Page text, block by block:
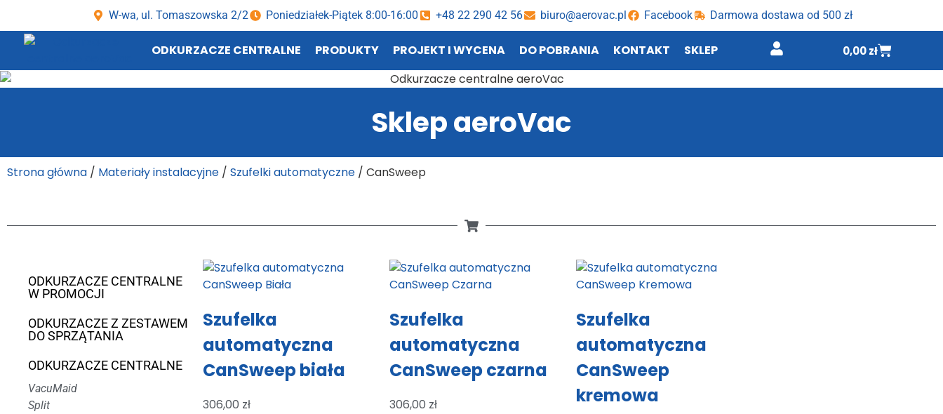
W-wa, ul. Tomaszowska 2/2 Poniedziałek-Piątek 8:00-16:00 +48 22 290 42 56 biuro@aerovac.pl Facebook Darmowa dostawa od 500 zł
ODKURZACZE CENTRALNE PRODUKTY PROJEKT I WYCENA DO POBRANIA KONTAKT SKLEP 0,00zł
Sklep aeroVac
Strona główna / Materiały instalacyjne / Szufelki automatyczne / CanSweep
ODKURZACZE CENTRALNE
W PROMOCJI
ODKURZACZE Z ZESTAWEM
DO SPRZĄTANIA
ODKURZACZE CENTRALNE
VacuMaid
Split
Szufelka
automatyczna
CanSweep biała
306,00 zł
Szufelka
automatyczna
CanSweep czarna
306,00 zł
Szufelka
automatyczna
CanSweep
kremowa